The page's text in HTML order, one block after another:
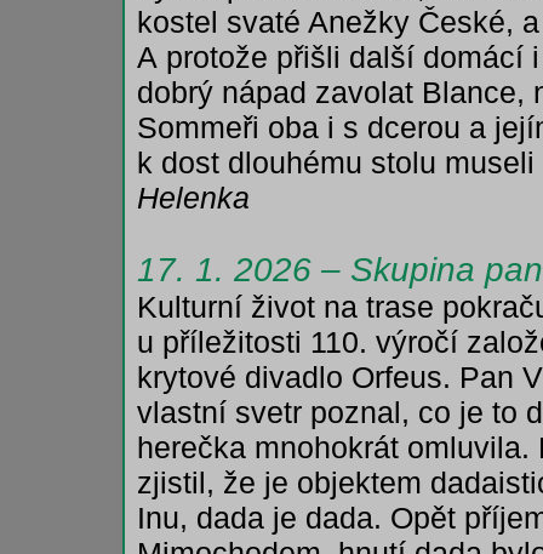
kostel svaté Anežky České,
A protože přišli další domácí
dobrý nápad zavolat Blance,
Sommeři oba i s dcerou a
k dost dlouhému stolu
Helenka
17. 1. 2026 – Skupina
Kulturní život na trase
u příležitosti 110. výročí
krytové divadlo Orfeus. Pan
vlastní svetr poznal, co je to
herečka mnohokrát
zjistil, že je objektem
Inu, dada je dada. Opět